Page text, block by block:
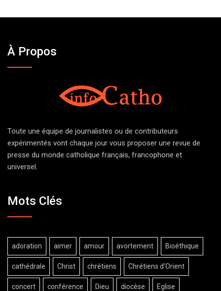
À Propos
Toute une équipe de journalistes ou de contributeurs
expérimentés vont chaque jour vous proposer une revue de
presse du monde catholique français, francophone et
universel.
Mots Clés
adoration aimer amour avortement Bioéthique
cathédrale Christ chrétiens Chrétiens d'Orient
concert conférence Dieu diocèse Eglise